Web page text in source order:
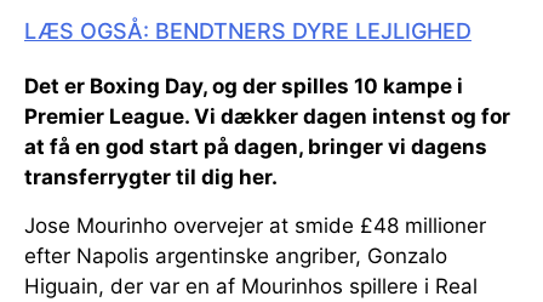
LÆS OGSÅ: BENDTNERS DYRE LEJLIGHED
Det er Boxing Day, og der spilles 10 kampe i
Premier League. Vi dækker dagen intenst og for
at få en god start på dagen, bringer vi dagens
transferrygter til dig her.
Jose Mourinho overvejer at smide £48 millioner
efter Napolis argentinske angriber, Gonzalo
Higuain, der var en af Mourinhos spillere i Real